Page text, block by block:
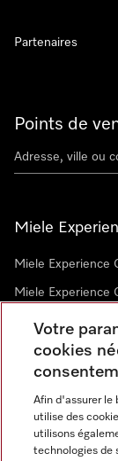
Points de
Miele
Miele Experience
Miele Experience
Newsletter
Partenaires
Votre
cookies
Afin d'assurer le
utilise des
utilisons
technologies de